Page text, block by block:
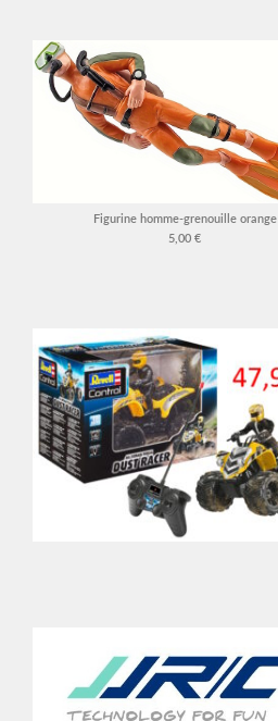
Figurine homme-grenouille orange
5,00 €